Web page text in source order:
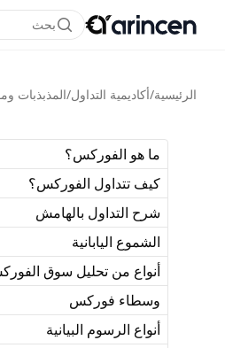
بحث
الرئيسية/أكاديمية التداول/المذبذبات
ما هو الفوركس؟
كيف تتداول الفوركس؟
شرح التداول بالهامش
الشموع اليابانية
أنواع من تحليل سوق
وسطاء فوركس
أنواع الرسوم البيانية